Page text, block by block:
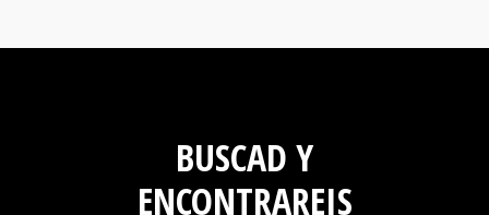
BUSCAD Y
ENCONTRAREIS